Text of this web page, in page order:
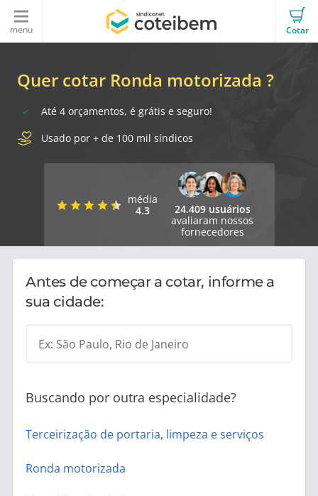
menu Cotar
Quer cotar Ronda motorizada ?
Até 4 orçamentos, é grátis e seguro!
Usado por + de 100 mil síndicos
média
4.3
24.409 usuários
avaliaram nossos
fornecedores
Antes de começar a cotar, informe a
sua cidade:
Ex: São Paulo, Rio de Janeiro
Buscando por outra especialidade?
Terceirização de portaria, limpeza e serviços
Ronda motorizada